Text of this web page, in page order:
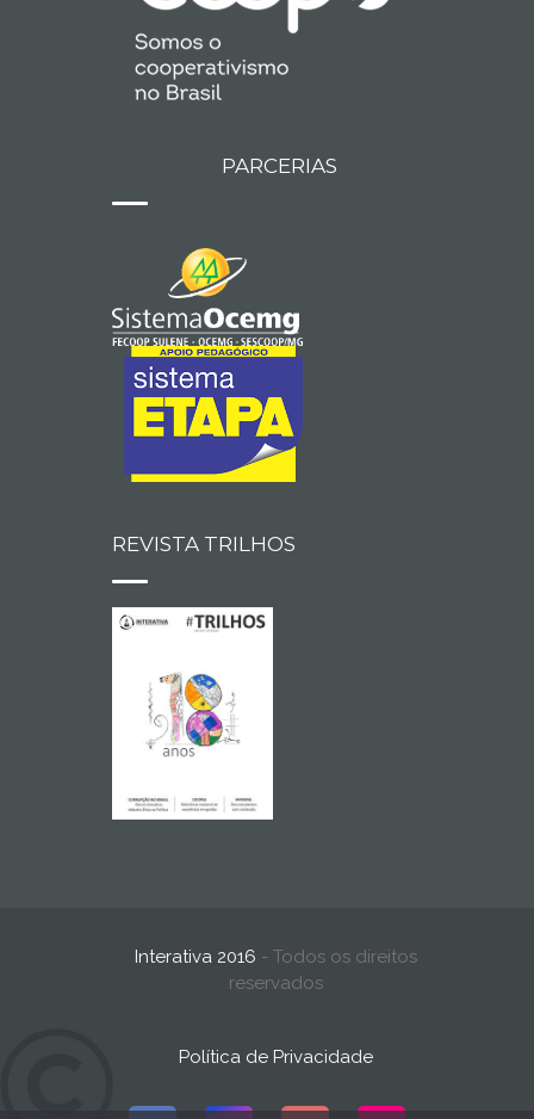
PARCERIAS
REVISTA TRILHOS
Interativa 2016 - Todos os direitos
reservados
Política de Privacidade